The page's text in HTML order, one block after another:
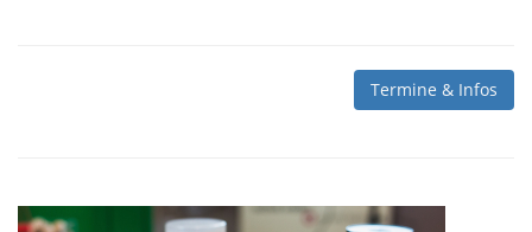
Termine & Infos